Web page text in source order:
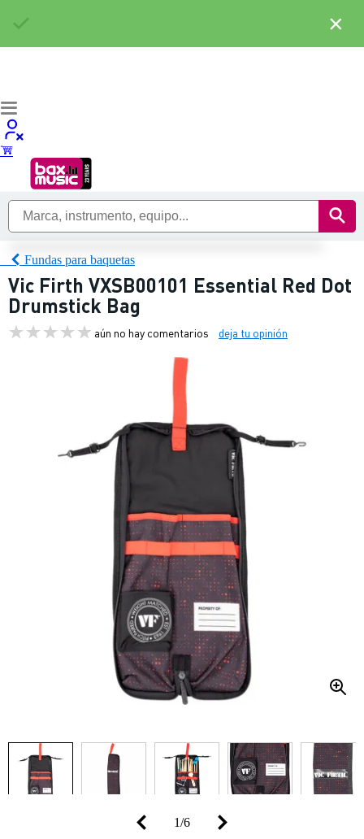
Fundas para baquetas
Vic Firth VXSB00101 Essential Red Dot
Drumstick Bag
aún no hay comentarios deja tu opinión
1/6
×